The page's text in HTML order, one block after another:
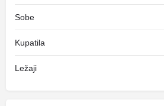
Sobe
Kupatila
Ležaji